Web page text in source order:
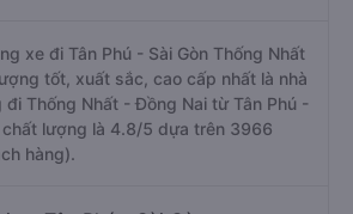
xe đi Tân Phú - Sài Gòn Thống Nhất
tốt, xuất sắc, cao cấp nhất là nhà
đi Thống Nhất - Đồng Nai từ Tân Phú -
chất lượng là 4.8/5 dựa trên 3966
hàng).